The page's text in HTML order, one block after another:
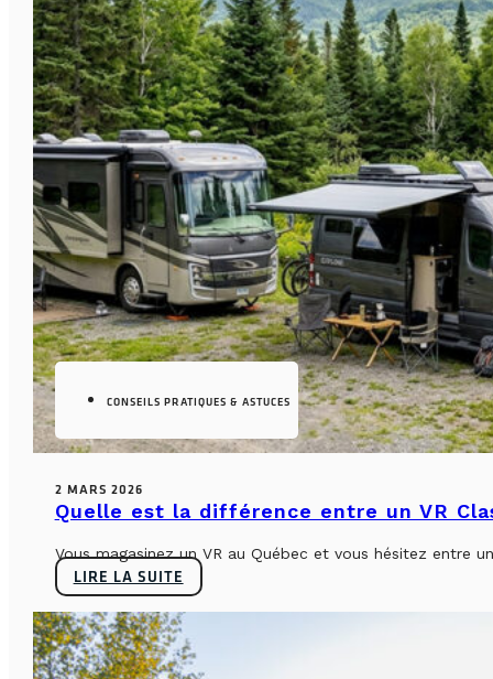
CONSEILS PRATIQUES & ASTUCES
2 MARS 2026
Quelle est la différence entre un VR
Vous magasinez un VR au Québec et vous hésitez entre
LIRE LA SUITE